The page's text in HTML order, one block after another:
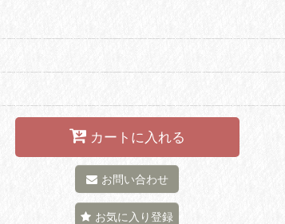
カートに入れる
お問い合わせ
お気に入り登録